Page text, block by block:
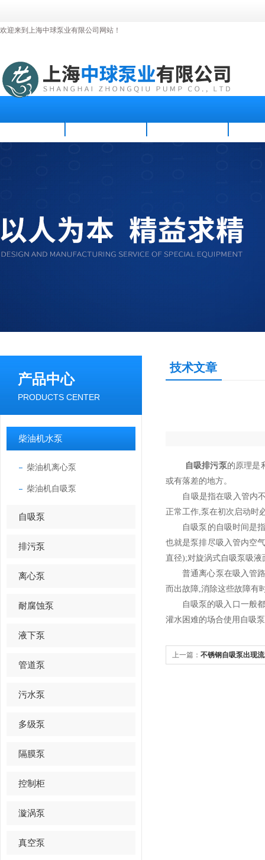
欢迎来到上海中球泵业有限公司网站！
产品中心
PRODUCTS CENTER
柴油机水泵
柴油机离心泵
柴油机自吸泵
自吸泵
排污泵
离心泵
耐腐蚀泵
液下泵
管道泵
污水泵
多级泵
隔膜泵
控制柜
漩涡泵
真空泵
技术文章
自吸排污泵的原理是
或有落差的地方。
自吸是指在吸入管内不
正常工作,泵在初次启动时
自吸泵的自吸时间是指
也就是泵排尽吸入管内空
直径);对旋涡式自吸泵吸
普通离心泵在吸入管路
而出故障,消除这些故障有
自吸泵的吸入口一般都
灌水困难的场合使用自吸
上一篇： 不锈钢自吸泵出现